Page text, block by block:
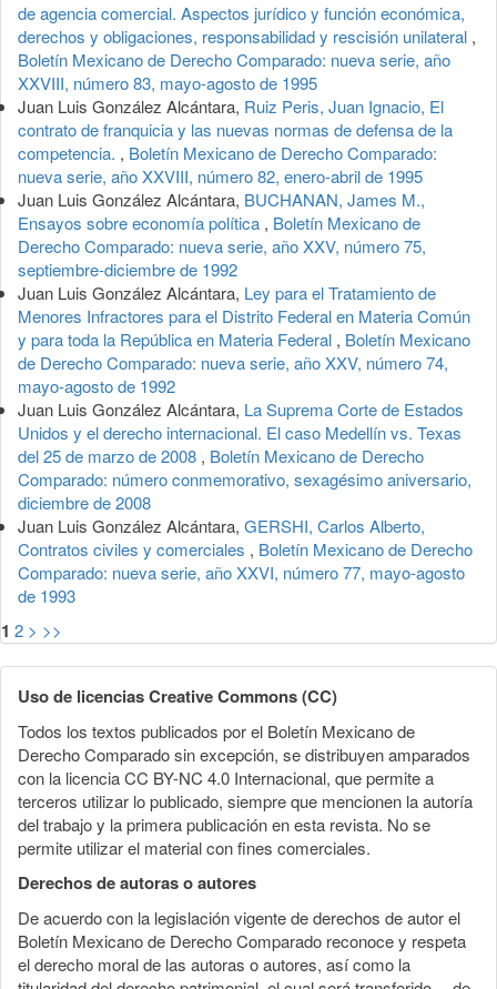
de agencia comercial. Aspectos jurídico y función económica,
derechos y obligaciones, responsabilidad y rescisión unilateral ,
Boletín Mexicano de Derecho Comparado: nueva serie, año
XXVIII, número 83, mayo-agosto de 1995
Juan Luis González Alcántara, Ruiz Peris, Juan Ignacio, El
contrato de franquicia y las nuevas normas de defensa de la
competencia. , Boletín Mexicano de Derecho Comparado:
nueva serie, año XXVIII, número 82, enero-abril de 1995
Juan Luis González Alcántara, BUCHANAN, James M.,
Ensayos sobre economía política , Boletín Mexicano de
Derecho Comparado: nueva serie, año XXV, número 75,
septiembre-diciembre de 1992
Juan Luis González Alcántara, Ley para el Tratamiento de
Menores Infractores para el Distrito Federal en Materia Común
y para toda la República en Materia Federal , Boletín Mexicano
de Derecho Comparado: nueva serie, año XXV, número 74,
mayo-agosto de 1992
Juan Luis González Alcántara, La Suprema Corte de Estados
Unidos y el derecho internacional. El caso Medellín vs. Texas
del 25 de marzo de 2008 , Boletín Mexicano de Derecho
Comparado: número conmemorativo, sexagésimo aniversario,
diciembre de 2008
Juan Luis González Alcántara, GERSHI, Carlos Alberto,
Contratos civiles y comerciales , Boletín Mexicano de Derecho
Comparado: nueva serie, año XXVI, número 77, mayo-agosto
de 1993
1 2 > >>
Uso de licencias Creative Commons (CC)
Todos los textos publicados por el Boletín Mexicano de
Derecho Comparado sin excepción, se distribuyen amparados
con la licencia CC BY-NC 4.0 Internacional, que permite a
terceros utilizar lo publicado, siempre que mencionen la autoría
del trabajo y la primera publicación en esta revista. No se
permite utilizar el material con fines comerciales.
Derechos de autoras o autores
De acuerdo con la legislación vigente de derechos de autor el
Boletín Mexicano de Derecho Comparado reconoce y respeta
el derecho moral de las autoras o autores, así como la